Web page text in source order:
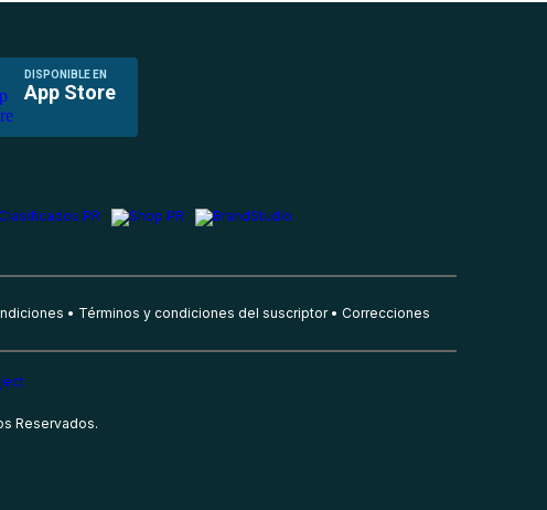
DISPONIBLE EN
App Store
Términos y condiciones del suscriptor Correcciones
Reservados.